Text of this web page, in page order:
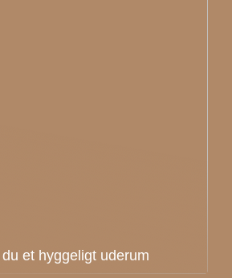
et hyggeligt uderum